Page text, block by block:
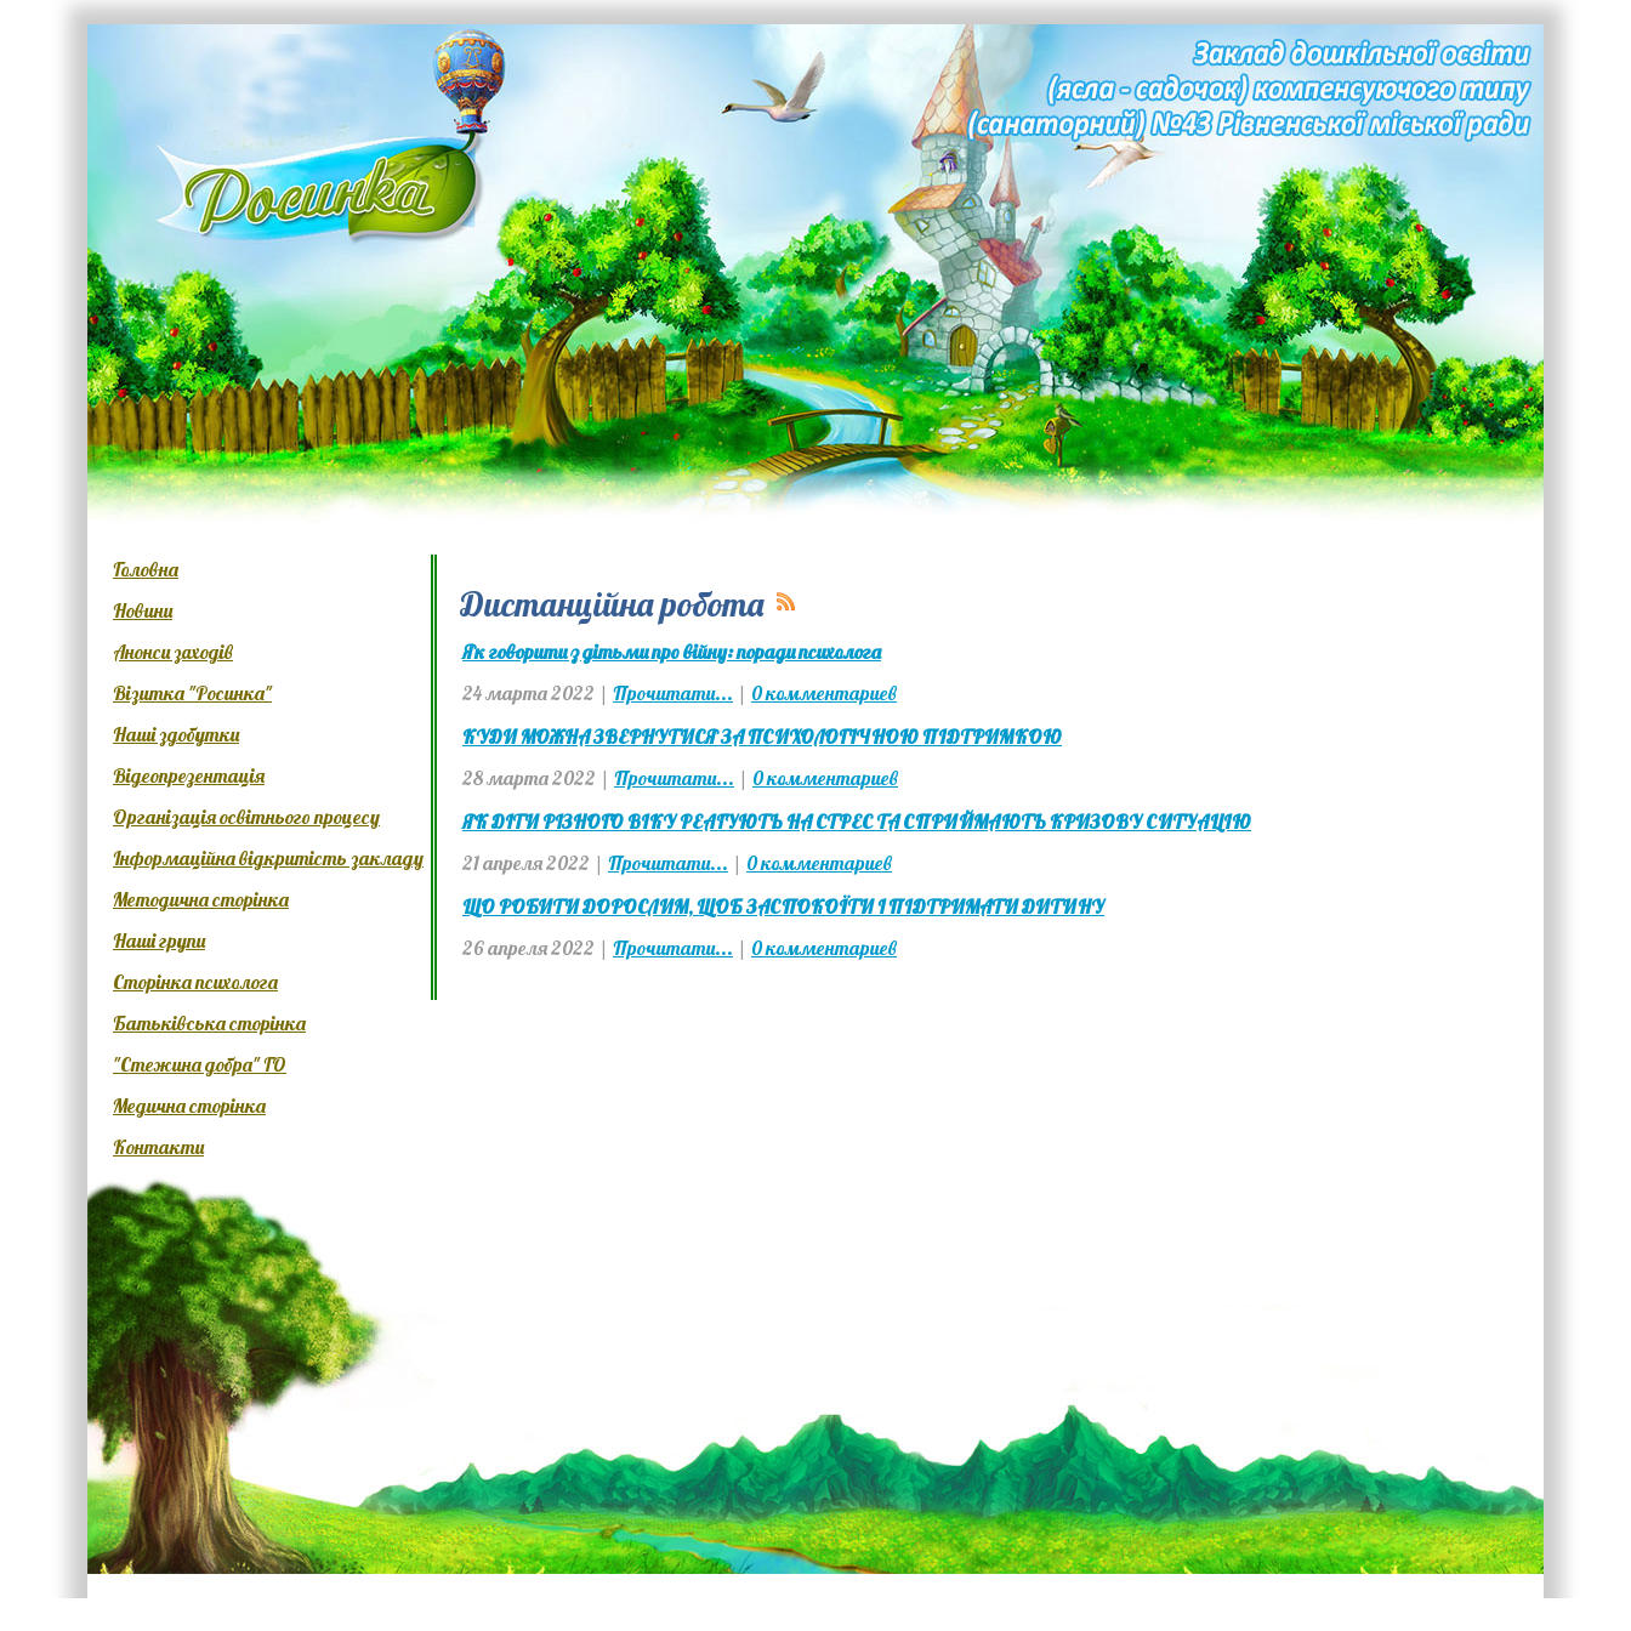
Головна
Новини
Анонси заходів
Візитка "Росинка"
Наші здобутки
Відеопрезентація
Організація освітнього процесу
Інформаційна відкритість закладу
Методична сторінка
Наші групи
Сторінка психолога
Батьківська сторінка
"Стежина добра" ГО
Медична сторінка
Контакти
Дистанційна робота
Як говорити з дітьми про війну: поради психолога
24 марта 2022 | Прочитати... | 0 комментариев
КУДИ МОЖНА ЗВЕРНУТИСЯ ЗА ПСИХОЛОГІЧНОЮ ПІДТРИМКОЮ
28 марта 2022 | Прочитати... | 0 комментариев
ЯК ДІТИ РІЗНОГО ВІКУ РЕАГУЮТЬ НА СТРЕС ТА СПРИЙМАЮТЬ КРИЗОВУ СИТУАЦІЮ
21 апреля 2022 | Прочитати... | 0 комментариев
ЩО РОБИТИ ДОРОСЛИМ, ЩОБ ЗАСПОКОЇТИ І ПІДТРИМАТИ ДИТИНУ
26 апреля 2022 | Прочитати... | 0 комментариев